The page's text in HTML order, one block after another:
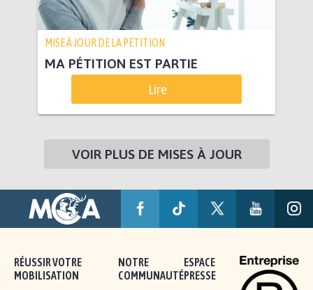
MISE À JOUR DE LA PÉTITION
MA PÉTITION EST PARTIE
Lire
VOIR PLUS DE MISES À JOUR
RÉUSSIR VOTRE
MOBILISATION
NOTRE
COMMUNAUTÉ
ESPACE
PRESSE